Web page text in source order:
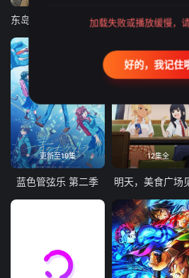
东岛丹三郎想成为假面骑士 古诺希亚
更新至19集
蓝色管弦乐 第二季
12集全
明天，美食广场
加载失败或播放缓慢，
好的，我记住